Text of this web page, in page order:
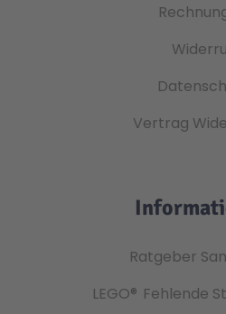
Vertrag
Ratgeber
LEGO® Fehlende